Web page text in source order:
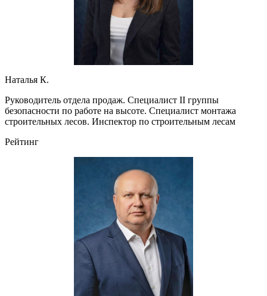
Наталья К.
Руководитель отдела продаж. Специалист II группы
безопасности по работе на высоте. Специалист монтажа
строительных лесов. Инспектор по строительным лесам
Рейтинг